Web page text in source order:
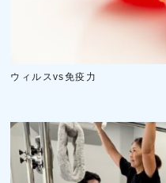
ウィルスvs免疫力